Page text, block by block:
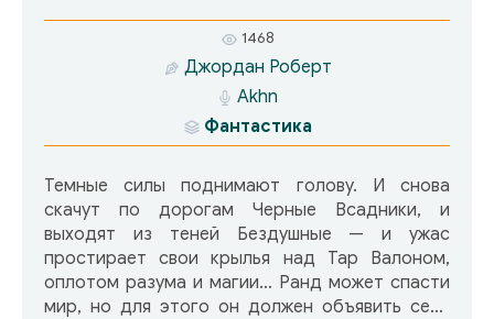
1468
Джордан Роберт
Akhn
Фантастика
Темные силы поднимают голову. И снова
скачут по дорогам Черные Всадники, и
выходят из теней Бездушные — и ужас
простирает свои крылья над Тар Валоном,
оплотом разума и магии… Ранд может спасти
мир, но для этого он должен объявить себя